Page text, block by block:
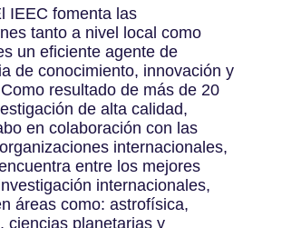
IEEC fomenta las
tanto a nivel local como
un eficiente agente de
de conocimiento, innovación y
resultado de más de 20
de alta calidad,
en colaboración con las
internacionales,
entre los mejores
internacionales,
áreas como: astrofísica,
ciencias planetarias y